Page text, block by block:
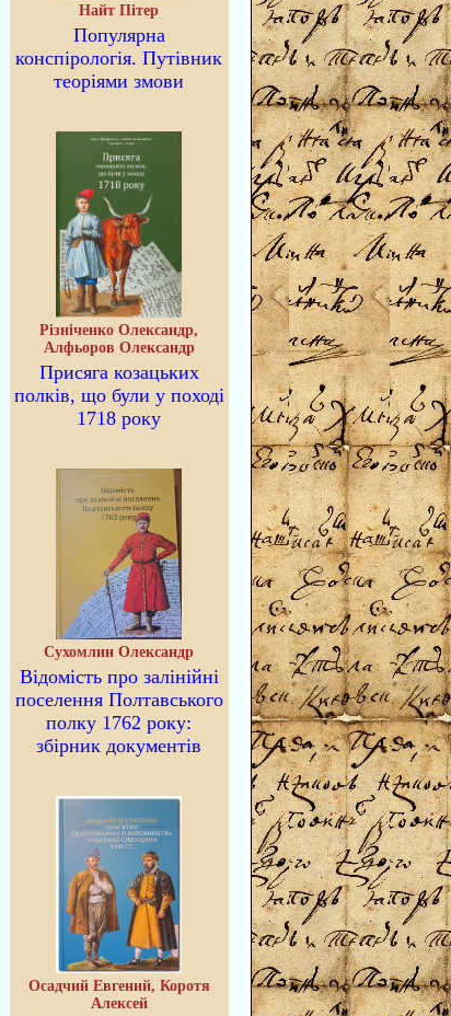
Найт Пітер
Популярна
конспірологія. Путівник
теоріями змови
Різніченко Олександр,
Алфьоров Олександр
Присяга козацьких
полків, що були у поході
1718 року
Сухомлин Олександр
Відомість про залінійні
поселення Полтавського
полку 1762 року:
збірник документів
Осадчий Евгений, Коротя
Алексей